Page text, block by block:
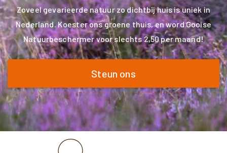
Zoveel gevarieerde natuur zo dichtbij huis is uniek in
Nederland. Koester ons groene thuis, en word Gooise
Natuurbeschermer voor slechts 2,50 per maand!
Steun ons